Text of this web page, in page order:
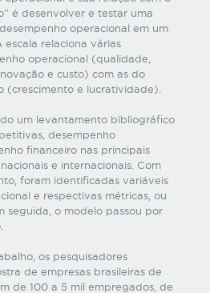
é desenvolver e testar uma
operacional em um
relaciona várias
operacional (qualidade,
e custo) com as do
(crescimento e lucratividade).
um levantamento bibliográfico
desempenho
financeiro nas principais
e internacionais. Com
foram identificadas variáveis
e respectivas métricas, ou
seguida, o modelo passou por
os pesquisadores
de empresas brasileiras de
de 100 a 5 mil empregados, de